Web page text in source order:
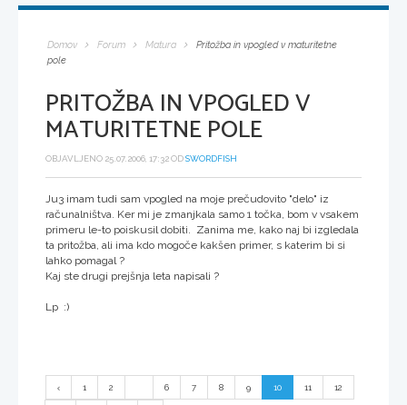
Domov Forum Matura
Pritožba in vpogled v maturitetne
pole
PRITOŽBA IN VPOGLED V
MATURITETNE POLE
OBJAVLJENO 25.07.2006, 17:32 ODSWORDFISH
Ju3 imam tudi sam vpogled na moje prečudovito "delo" iz
računalništva. Ker mi je zmanjkala samo 1 točka, bom v vsakem
primeru le-to poiskusil dobiti. Zanima me, kako naj bi izgledala
ta pritožba, ali ima kdo mogoče kakšen primer, s katerim bi si
lahko pomagal ?
Kaj ste drugi prejšnja leta napisali ?
Lp :)
1 2 6 7 8 9 10 11 12